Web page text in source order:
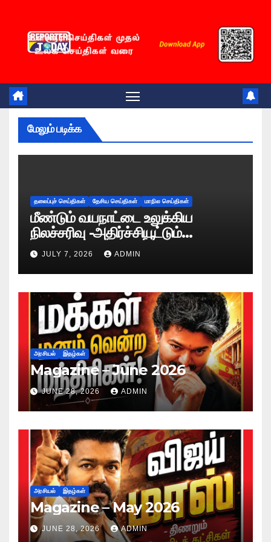
content
மேலும் படிக்க
தலைப்புச் செய்திகள் தேசிய செய்திகள் மாநில செய்திகள்
மீண்டும் வயநாட்டை உலுக்கிய
நிலச்சரிவு -அதிர்ச்சியூட்டும்
காட்சிகள்!
JULY 7, 2026 ADMIN
அரசியல் இதழ்கள்
Magazine – June 2026
JUNE 28, 2026 ADMIN
அரசியல் இதழ்கள்
Magazine – May 2026
JUNE 28, 2026 ADMIN